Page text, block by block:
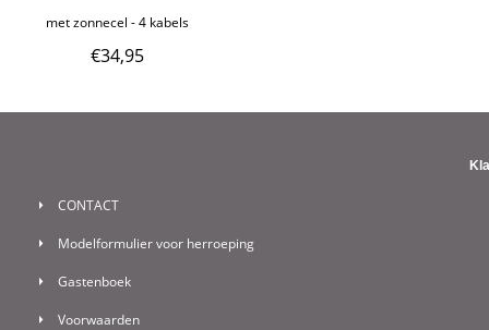
met zonnecel - 4 kabels
€34,95
CONTACT
Modelformulier voor herroeping
Gastenboek
Voorwaarden